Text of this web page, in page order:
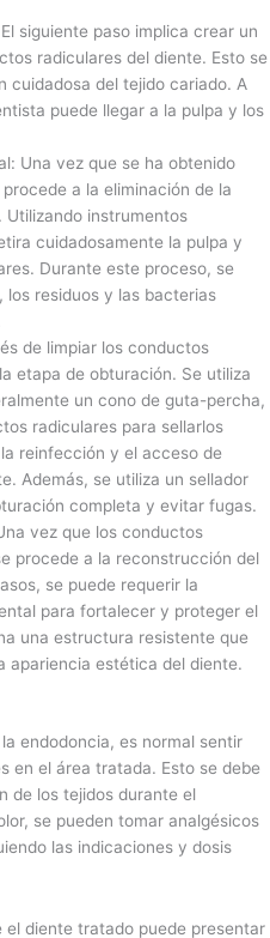
siguiente paso implica crear un
radiculares del diente. Esto se
cuidadosa del tejido cariado. A
puede llegar a la pulpa y los
Una vez que se ha obtenido
a la eliminación de la
instrumentos
cuidadosamente la pulpa y
Durante este proceso, se
los residuos y las bacterias
de limpiar los conductos
etapa de obturación. Se utiliza
un cono de guta-percha,
radiculares para sellarlos
reinfección y el acceso de
Además, se utiliza un sellador
completa y evitar fugas.
vez que los conductos
procede a la reconstrucción del
se puede requerir la
para fortalecer y proteger el
una estructura resistente que
apariencia estética del diente.
endodoncia, es normal sentir
en el área tratada. Esto se debe
de los tejidos durante el
se pueden tomar analgésicos
las indicaciones y dosis
diente tratado puede presentar